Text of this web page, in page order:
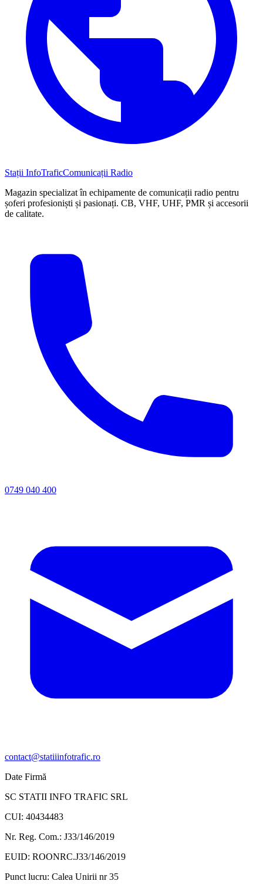
Stații InfoTraficComunicații Radio
Magazin specializat în echipamente de comunicații radio pentru
șoferi profesioniști și pasionați. CB, VHF, UHF, PMR și accesorii
de calitate.
0749 040 400
contact@statiiinfotrafic.ro
Date Firmă
SC STATII INFO TRAFIC SRL
CUI: 40434483
Nr. Reg. Com.: J33/146/2019
EUID: ROONRC.J33/146/2019
Punct lucru: Calea Unirii nr 35